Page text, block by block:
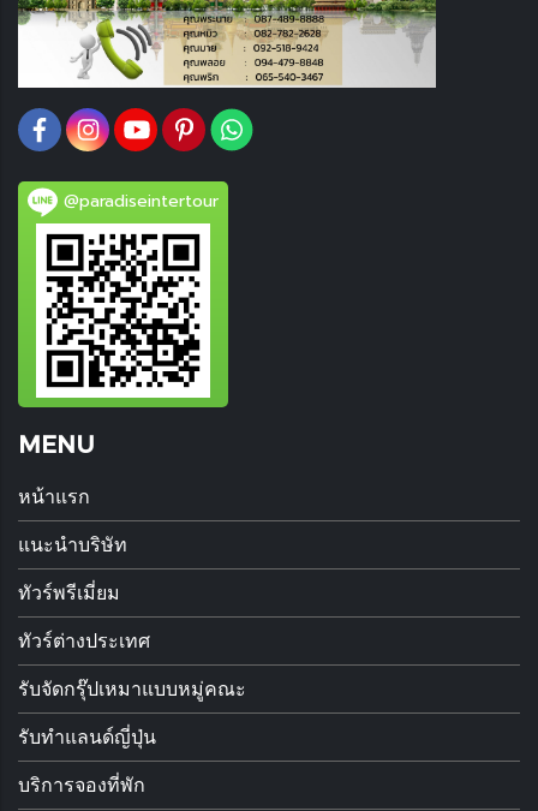
@paradiseintertour
MENU
หน้าแรก
แนะนำบริษัท
ทัวร์พรีเมี่ยม
ทัวร์ต่างประเทศ
รับจัดกรุ๊ปเหมาแบบหมู่คณะ
รับทำแลนด์ญี่ปุ่น
บริการจองที่พัก